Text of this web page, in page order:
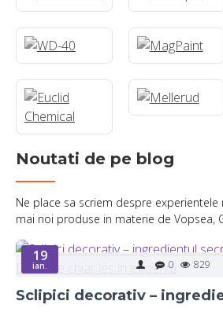
Noutati de pe blog
Ne place sa scriem despre
mai noi produse in materie de Vopsea,
19
ian. 0 829